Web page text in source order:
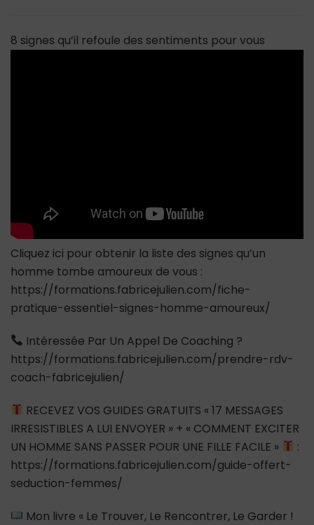
qu’il
refoule
8 signes qu’il refoule des sentiments pour vous
Cliquez ici pour obtenir la liste des signes qu’un
homme tombe amoureux de vous :
https://formations.fabricejulien.com/fiche-
pratique-essentiel-signes-homme-amoureux/
Intéressée Par Un Appel De Coaching ?
https://formations.fabricejulien.com/prendre-rdv-
coach-fabricejulien/
RECEVEZ VOS GUIDES GRATUITS « 17 MESSAGES
IRRESISTIBLES A LUI ENVOYER » + « COMMENT EXCITER
UN HOMME SANS PASSER POUR UNE FILLE FACILE »
:
https://formations.fabricejulien.com/guide-offert-
seduction-femmes/
Mon livre « Le Trouver, Le Rencontrer, Le Garder !